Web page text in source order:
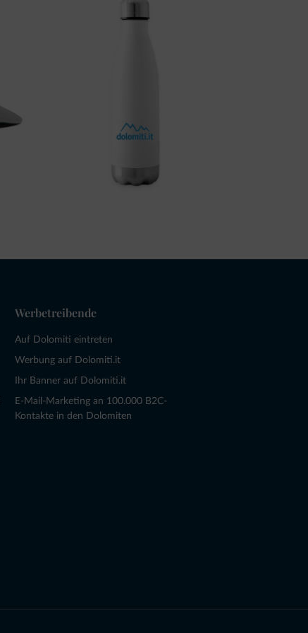
Werbetreibende
Auf Dolomiti eintreten
Werbung auf Dolomiti.it
Ihr Banner auf Dolomiti.it
E-Mail-Marketing an 100.000 B2C-
Kontakte in den Dolomiten